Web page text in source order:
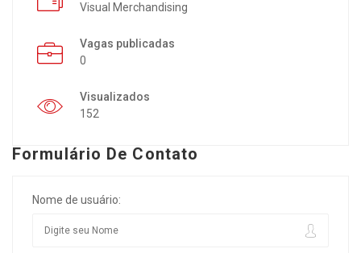
Visual Merchandising
Vagas publicadas
0
Visualizados
152
Formulário De Contato
Nome de usuário: